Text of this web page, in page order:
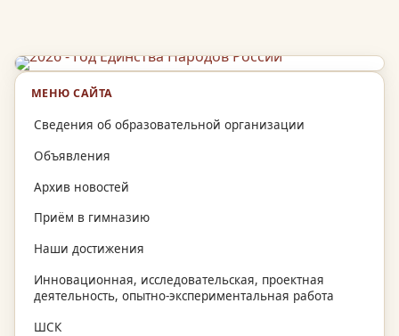
МЕНЮ САЙТА
Сведения об образовательной организации
Объявления
Архив новостей
Приём в гимназию
Наши достижения
Инновационная, исследовательская, проектная
деятельность, опытно-экспериментальная работа
ШСК